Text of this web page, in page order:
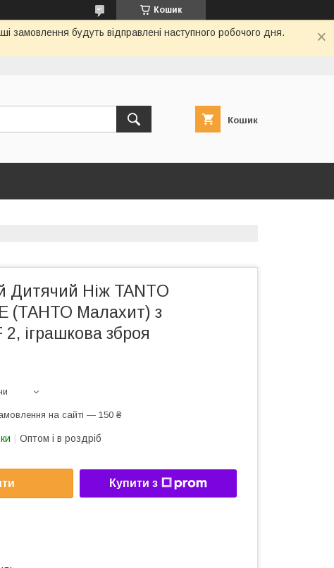
Кошик
замовлення будуть відправлені наступного робочого дня.
Кошик
Дитячий Ніж TANTO
(ТАНТО Малахит) з
2, іграшкова зброя
на сайті — 150 ₴
Оптом і в роздріб
Купити з